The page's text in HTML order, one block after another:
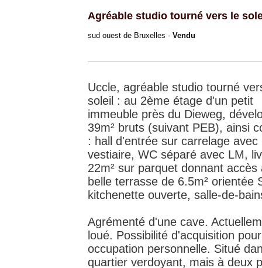
Agréable studio tourné vers le
sud ouest de Bruxelles - Vendu
Uccle, agréable studio tourné
soleil : au 2ème étage d'un petit
immeuble près du Dieweg,
39m² bruts (suivant PEB), ainsi
: hall d'entrée sur carrelage avec
vestiaire, WC séparé avec LM,
22m² sur parquet donnant accès
belle terrasse de 6.5m² orientée
kitchenette ouverte, salle-de-
Agrémenté d'une cave.
loué. Possibilité d'acquisition pour
occupation personnelle. Situé
quartier verdoyant, mais à deux